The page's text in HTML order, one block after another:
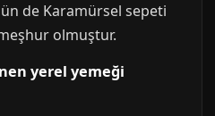
de Karamürsel sepeti
olmuştur.
yerel yemeği